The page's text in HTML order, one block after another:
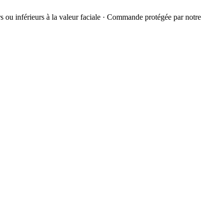
inférieurs à la valeur faciale · Commande protégée par notre